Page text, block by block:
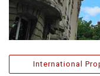
International